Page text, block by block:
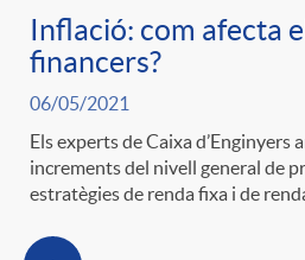
t
e
g
Inflació: com afecta
financers?
06/05/2021
Els experts de Caixa d’Enginyers
increments del nivell general de
estratègies de renda fixa i de